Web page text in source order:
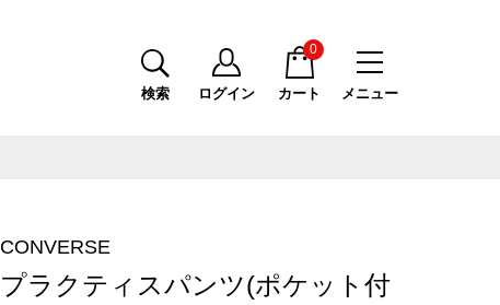
メニュー
検索 ログイン カート
0
CONVERSE
プラクティスパンツ(ポケット付